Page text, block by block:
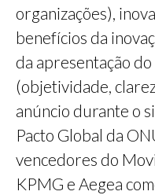
organizações),
benefícios da
da apresentação
(objetividade,
anúncio durante o
Pacto Global da
vencedores do
KPMG e Aegea